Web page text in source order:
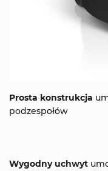
Prosta konstrukcja
podzespołów
Wygodny uchwyt